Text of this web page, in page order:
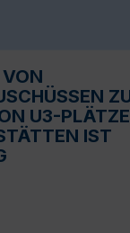
VON
U3-
IST